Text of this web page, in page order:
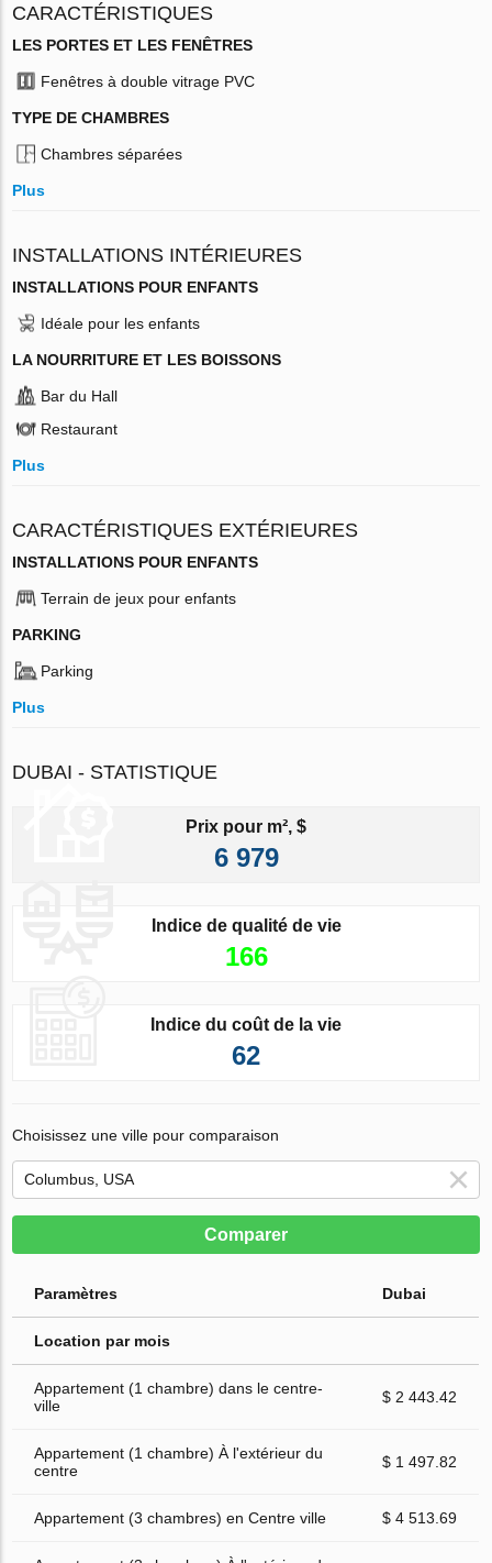
CARACTÉRISTIQUES
LES PORTES ET LES FENÊTRES
Fenêtres à double vitrage PVC
TYPE DE CHAMBRES
Chambres séparées
Plus
INSTALLATIONS INTÉRIEURES
INSTALLATIONS POUR ENFANTS
Idéale pour les enfants
LA NOURRITURE ET LES BOISSONS
Bar du Hall
Restaurant
Plus
CARACTÉRISTIQUES EXTÉRIEURES
INSTALLATIONS POUR ENFANTS
Terrain de jeux pour enfants
PARKING
Parking
Plus
DUBAI - STATISTIQUE
Prix pour m², $
6 979
Indice de qualité de vie
166
Indice du coût de la vie
62
Choisissez une ville pour comparaison
Comparer
Paramètres Dubai
Location par mois
Appartement (1 chambre) dans le centre-
ville
$ 2 443.42
Appartement (1 chambre) À l'extérieur du
centre
$ 1 497.82
Appartement (3 chambres) en Centre ville $ 4 513.69